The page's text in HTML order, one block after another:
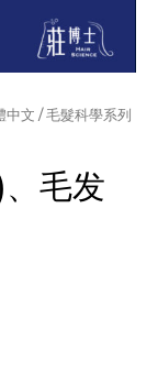
中文 / 毛髮科學系列
毛发